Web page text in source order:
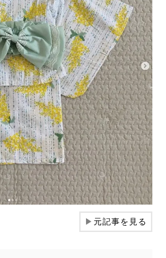
▶元記事を見る